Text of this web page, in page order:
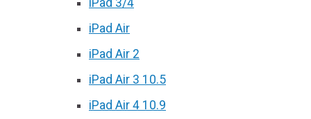
iPad Air
iPad Air 2
iPad Air 3 10.5
iPad Air 4 10.9